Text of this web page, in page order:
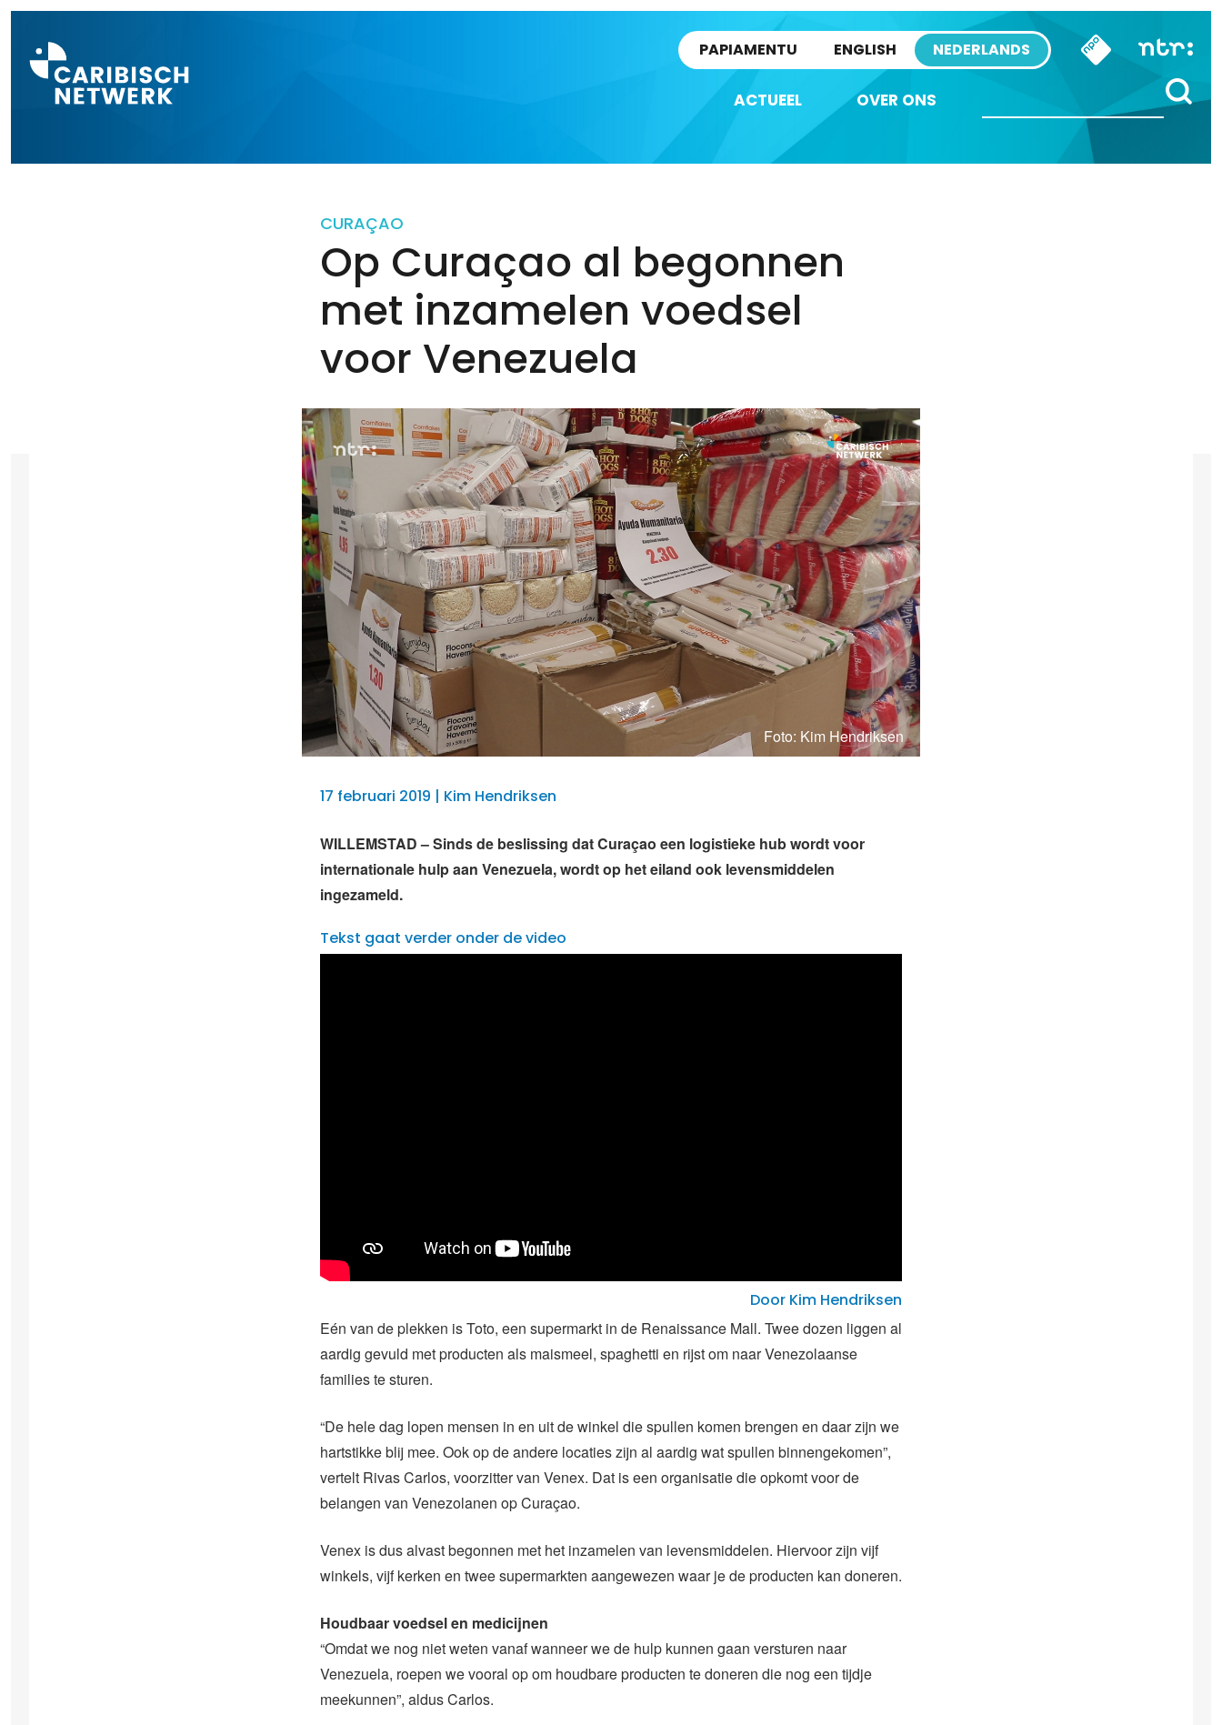
PAPIAMENTU ENGLISH NEDERLANDS
ACTUEEL OVER ONS
CURAÇAO
Op Curaçao al begonnen
met inzamelen voedsel
voor Venezuela
Foto: Kim Hendriksen
17 februari 2019 | Kim Hendriksen
WILLEMSTAD – Sinds de beslissing dat Curaçao een logistieke hub wordt voor
internationale hulp aan Venezuela, wordt op het eiland ook levensmiddelen
ingezameld.
Tekst gaat verder onder de video
Door Kim Hendriksen
Eén van de plekken is Toto, een supermarkt in de Renaissance Mall. Twee dozen liggen al
aardig gevuld met producten als maismeel, spaghetti en rijst om naar Venezolaanse
families te sturen.
“De hele dag lopen mensen in en uit de winkel die spullen komen brengen en daar zijn we
hartstikke blij mee. Ook op de andere locaties zijn al aardig wat spullen binnengekomen”,
vertelt Rivas Carlos, voorzitter van Venex. Dat is een organisatie die opkomt voor de
belangen van Venezolanen op Curaçao.
Venex is dus alvast begonnen met het inzamelen van levensmiddelen. Hiervoor zijn vijf
winkels, vijf kerken en twee supermarkten aangewezen waar je de producten kan doneren.
Houdbaar voedsel en medicijnen
“Omdat we nog niet weten vanaf wanneer we de hulp kunnen gaan versturen naar
Venezuela, roepen we vooral op om houdbare producten te doneren die nog een tijdje
meekunnen”, aldus Carlos.